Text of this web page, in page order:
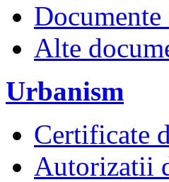
Alte
Urbanism
Certificate
Autorizatii